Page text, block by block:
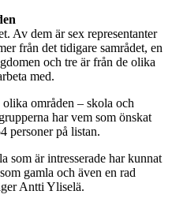
Av dem är sex representanter
från det tidigare samrådet, en
och tre är från de olika
med.
områden – skola och
har vem som önskat
personer på listan.
som är intresserade har kunnat
gamla och även en rad
Antti Yliselä.